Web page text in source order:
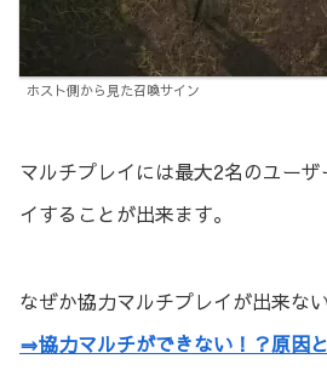
ホスト側から見た召喚サイン
マルチプレイには最大2名のユー
イすることが出来ます。
なぜか協力マルチプレイが出来な
⇒協力マルチができない！？原因